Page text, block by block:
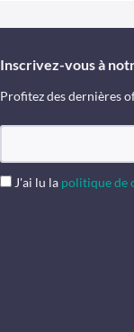
Inscrivez-vous à
Profitez des dernières
J'ai lu la politique de